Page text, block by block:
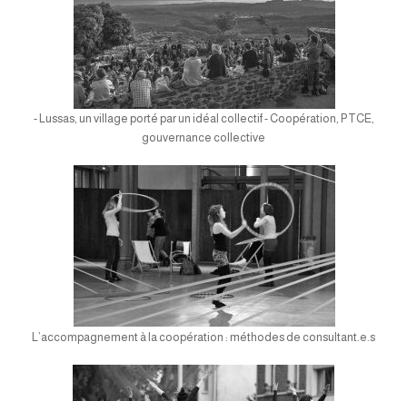
- Lussas, un village porté par un idéal collectif - Coopération, PTCE,
gouvernance collective
L’accompagnement à la coopération : méthodes de consultant.e.s